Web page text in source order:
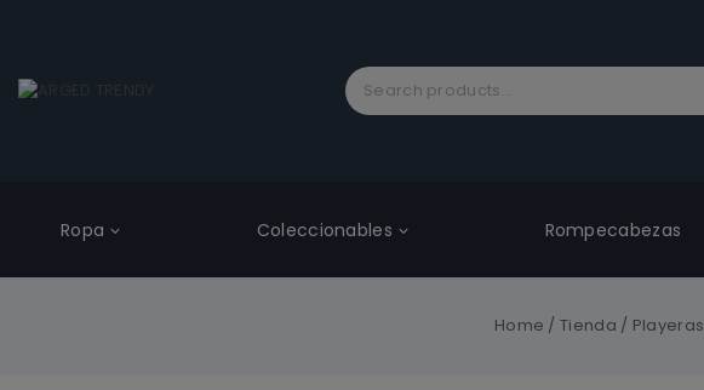
Ropa Coleccionables Rompecabezas
Home / Tienda / Playeras